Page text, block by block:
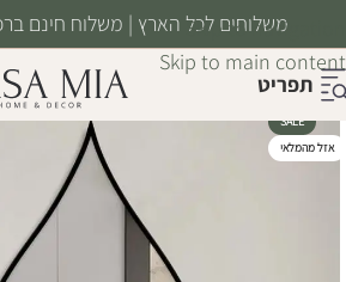
Skip to navigation
Skip to main content
משלוחים לכל הארץ | משלוח חינם
תפריט
SALE
אזל מהמלאי